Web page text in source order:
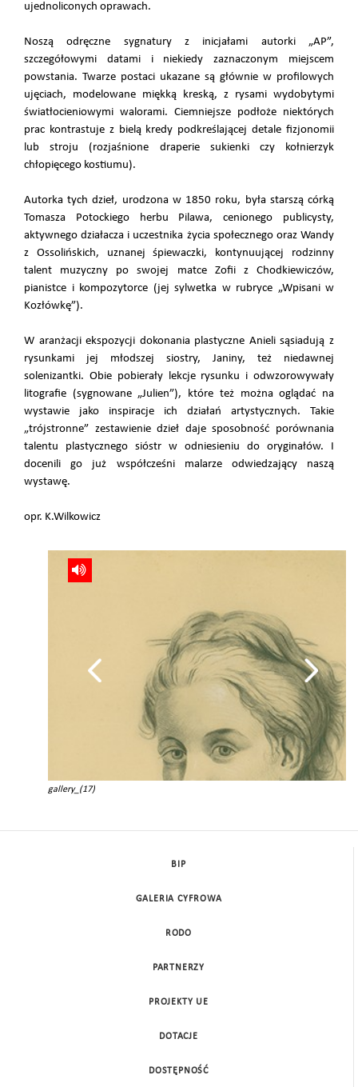
ujednoliconych oprawach.
Noszą odręczne sygnatury z inicjałami autorki „AP”,
szczegółowymi datami i niekiedy zaznaczonym miejscem
powstania. Twarze postaci ukazane są głównie w profilowych
ujęciach, modelowane miękką kreską, z rysami wydobytymi
światłocieniowymi walorami. Ciemniejsze podłoże niektórych
prac kontrastuje z bielą kredy podkreślającej detale fizjonomii
lub stroju (rozjaśnione draperie sukienki czy kołnierzyk
chłopięcego kostiumu).
Autorka tych dzieł, urodzona w 1850 roku, była starszą córką
Tomasza Potockiego herbu Pilawa, cenionego publicysty,
aktywnego działacza i uczestnika życia społecznego oraz Wandy
z Ossolińskich, uznanej śpiewaczki, kontynuującej rodzinny
talent muzyczny po swojej matce Zofii z Chodkiewiczów,
pianistce i kompozytorce (jej sylwetka w rubryce „Wpisani w
Kozłówkę”).
W aranżacji ekspozycji dokonania plastyczne Anieli sąsiadują z
rysunkami jej młodszej siostry, Janiny, też niedawnej
solenizantki. Obie pobierały lekcje rysunku i odwzorowywały
litografie (sygnowane „Julien”), które też można oglądać na
wystawie jako inspiracje ich działań artystycznych. Takie
„trójstronne” zestawienie dzieł daje sposobność porównania
talentu plastycznego sióstr w odniesieniu do oryginałów. I
docenili go już współcześni malarze odwiedzający naszą
wystawę.
opr. K.Wilkowicz
gallery_(17)
BIP
GALERIA CYFROWA
RODO
PARTNERZY
PROJEKTY UE
DOTACJE
DOSTĘPNOŚĆ